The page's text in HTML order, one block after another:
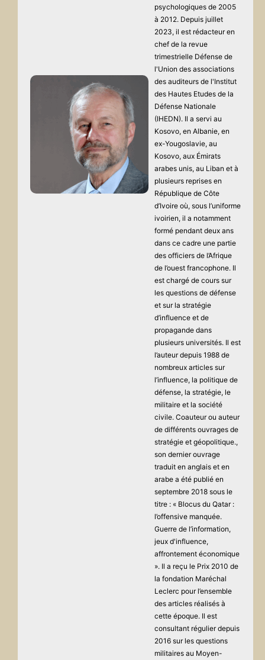
psychologiques de 2005
à 2012. Depuis juillet
2023, il est rédacteur en
chef de la revue
trimestrielle Défense de
l'Union des associations
des auditeurs de l'Institut
des Hautes Etudes de la
Défense Nationale
(IHEDN). Il a servi au
Kosovo, en Albanie, en
ex-Yougoslavie, au
Kosovo, aux Émirats
arabes unis, au Liban et à
plusieurs reprises en
République de Côte
d’Ivoire où, sous l’uniforme
ivoirien, il a notamment
formé pendant deux ans
dans ce cadre une partie
des officiers de l’Afrique
de l’ouest francophone. Il
est chargé de cours sur
les questions de défense
et sur la stratégie
d’influence et de
propagande dans
plusieurs universités. Il est
l’auteur depuis 1988 de
nombreux articles sur
l’influence, la politique de
défense, la stratégie, le
militaire et la société
civile. Coauteur ou auteur
de différents ouvrages de
stratégie et géopolitique.,
son dernier ouvrage
traduit en anglais et en
arabe a été publié en
septembre 2018 sous le
titre : « Blocus du Qatar :
l’offensive manquée.
Guerre de l’information,
jeux d'influence,
affrontement économique
». Il a reçu le Prix 2010 de
la fondation Maréchal
Leclerc pour l’ensemble
des articles réalisés à
cette époque. Il est
consultant régulier depuis
2016 sur les questions
militaires au Moyen-